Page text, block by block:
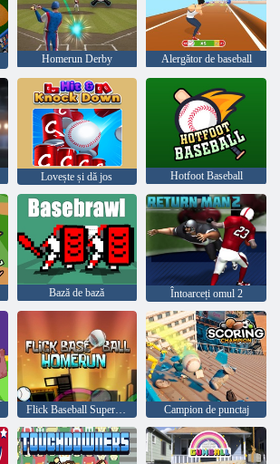
Homerun Derby Alergător de baseball
Lovește și dă jos Hotfoot Baseball
Bază de bază Întoarceți omul 2
Flick Baseball Super Homerun Campion de punctaj